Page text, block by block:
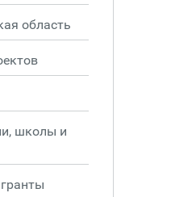
область
школы и